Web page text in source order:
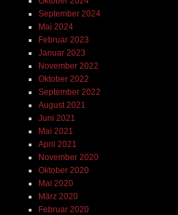
September 2024
Mai 2024
Februar 2023
Januar 2023
November 2022
Oktober 2022
September 2022
August 2021
Juni 2021
Mai 2021
April 2021
November 2020
Oktober 2020
Mai 2020
März 2020
Februar 2020